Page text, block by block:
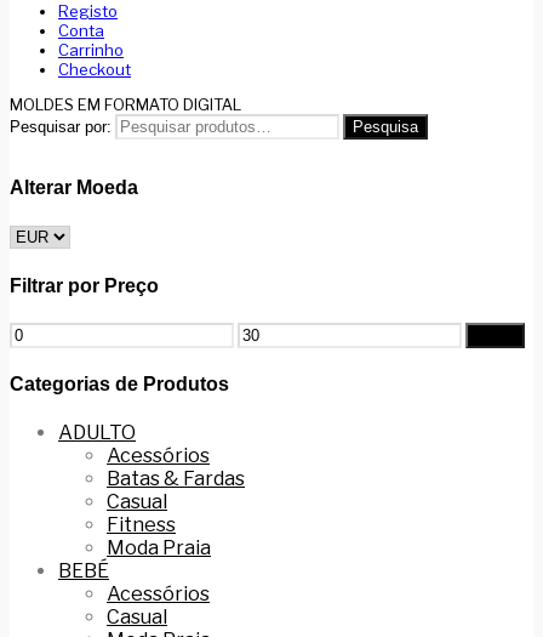
Registo
Conta
Carrinho
Checkout
MOLDES EM FORMATO DIGITAL
Pesquisar por: Pesquisa
Alterar Moeda
Filtrar por Preço
Categorias de Produtos
ADULTO
Acessórios
Batas & Fardas
Casual
Fitness
Moda Praia
BEBÉ
Acessórios
Casual